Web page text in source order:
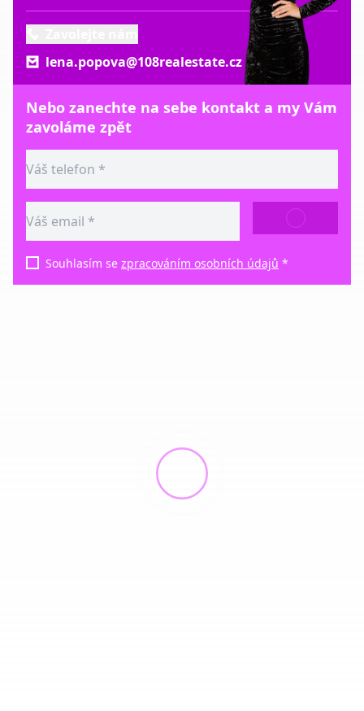
lena.popova@108realestate.cz
Nebo zanechte na sebe kontakt a my Vám
zavoláme zpět
ODESLAT
Souhlasím se zpracováním osobních údajů *